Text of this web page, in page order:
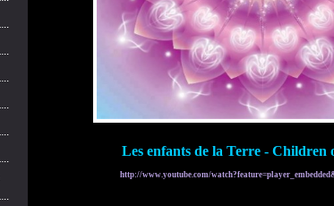
Les enfants de la Terre - Children
http://www.youtube.com/